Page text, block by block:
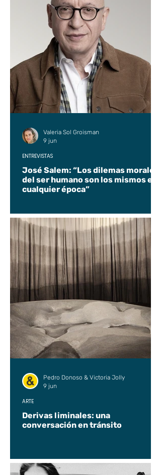
José Salem: “Los dilemas morales
del ser humano son los mismos en
cualquier época”
ENTREVISTAS
Valeria Sol Groisman
9 jun
Derivas liminales: una
conversación en tránsito
ARTE
Pedro Donoso & Victoria Jolly
9 jun